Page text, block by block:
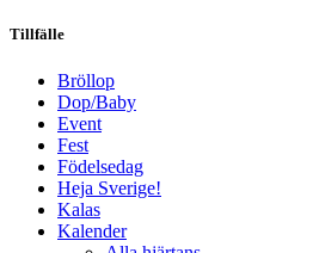
Tillfälle
Bröllop
Dop/Baby
Event
Fest
Födelsedag
Heja Sverige!
Kalas
Kalender